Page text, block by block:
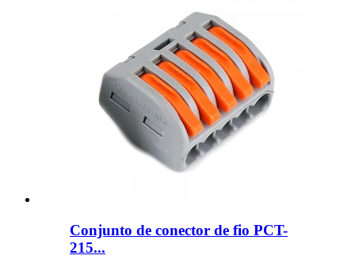
Conjunto de conector de fio PCT-
215...